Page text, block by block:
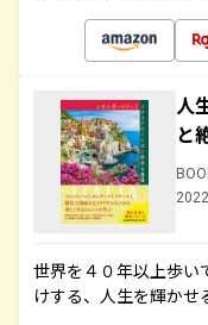
人
と
世界を４０年以上歩い
けする、人生を輝かせ